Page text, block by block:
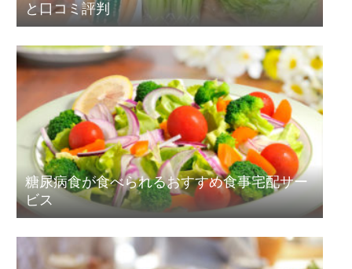
と口コミ評判
糖尿病食が食べられるおすすめ食事宅配サー
ビス